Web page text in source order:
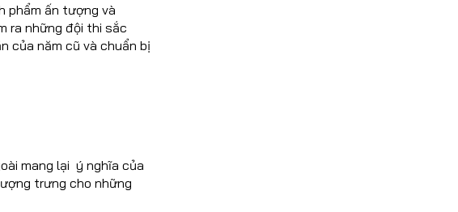
phẩm ấn tượng và
ra những đội thi sắc
của năm cũ và chuẩn bị
mang lại ý nghĩa của
trưng cho những